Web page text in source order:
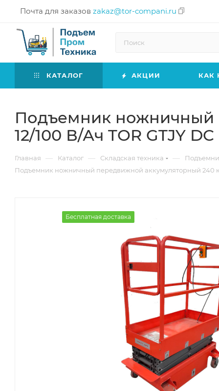
Почта для заказов zakaz@tor-compani.ru
КАТАЛОГ АКЦИИ КАК
Подъемник ножничный
12/100 В/Ач TOR GTJY DC
Главная — Каталог — Складская техника —
Подъемник ножничный передвижной аккумуляторный 240 кг,
Бесплатная доставка